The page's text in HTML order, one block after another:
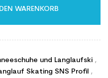
WARENKORB
und Langlaufski ,
Skating SNS Profil ,